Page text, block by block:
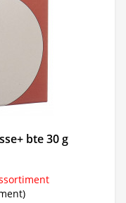
bte 30 g